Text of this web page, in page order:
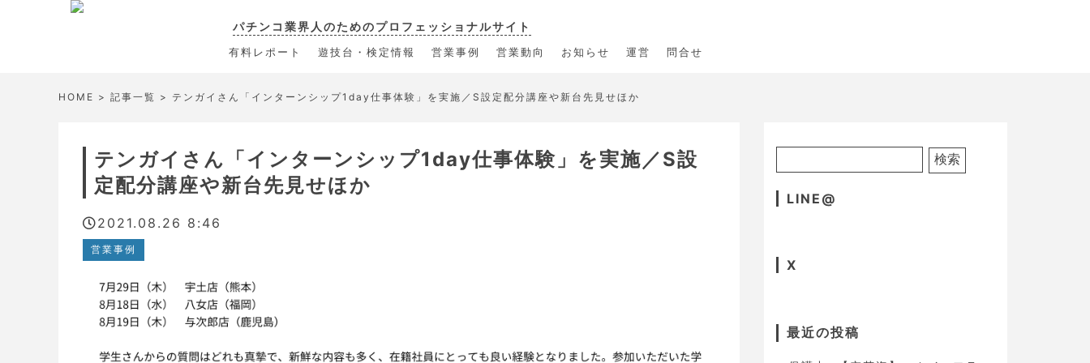
パチンコ業界人のためのプロフェッショナルサイト
有料レポート 遊技台・検定情報 営業事例 営業動向 お知らせ 運営 問合せ
HOME > 記事一覧 > テンガイさん「インターンシップ1day仕事体験」を実施／S設定配分講座や新台先見せほか
テンガイさん「インターンシップ1day仕事体験」を実施／S設
定配分講座や新台先見せほか
2021.08.26 8:46
営業事例
LINE@
X
最近の投稿